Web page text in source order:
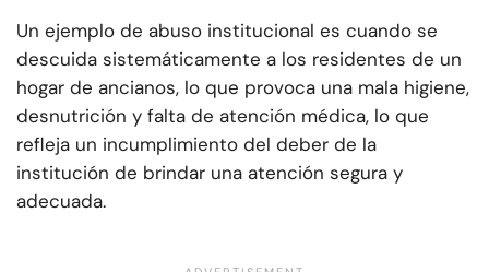
Un ejemplo de abuso institucional es cuando se
descuida sistemáticamente a los residentes de un
hogar de ancianos, lo que provoca una mala higiene,
desnutrición y falta de atención médica, lo que
refleja un incumplimiento del deber de la
institución de brindar una atención segura y
adecuada.